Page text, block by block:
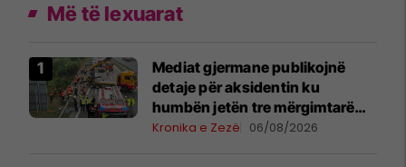
Më të lexuarat
Mediat gjermane publikojnë
detaje për aksidentin ku
humbën jetën tre mërgimtarë
nga Komogllava e Ferizajt
Kronika e Zezë 06/08/2026